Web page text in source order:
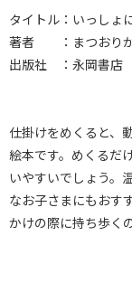
タイトル：いっしょ
著者 ：まつおり
出版社 ：永岡書店
仕掛けをめくると、
絵本です。めくるだ
いやすいでしょう。
なお子さまにもおす
かけの際に持ち歩く